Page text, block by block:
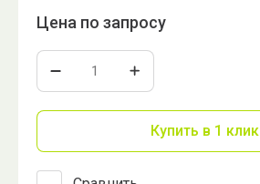
Цена по запросу
Купить в 1 клик